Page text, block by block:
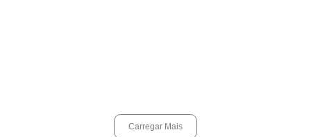
Carregar Mais